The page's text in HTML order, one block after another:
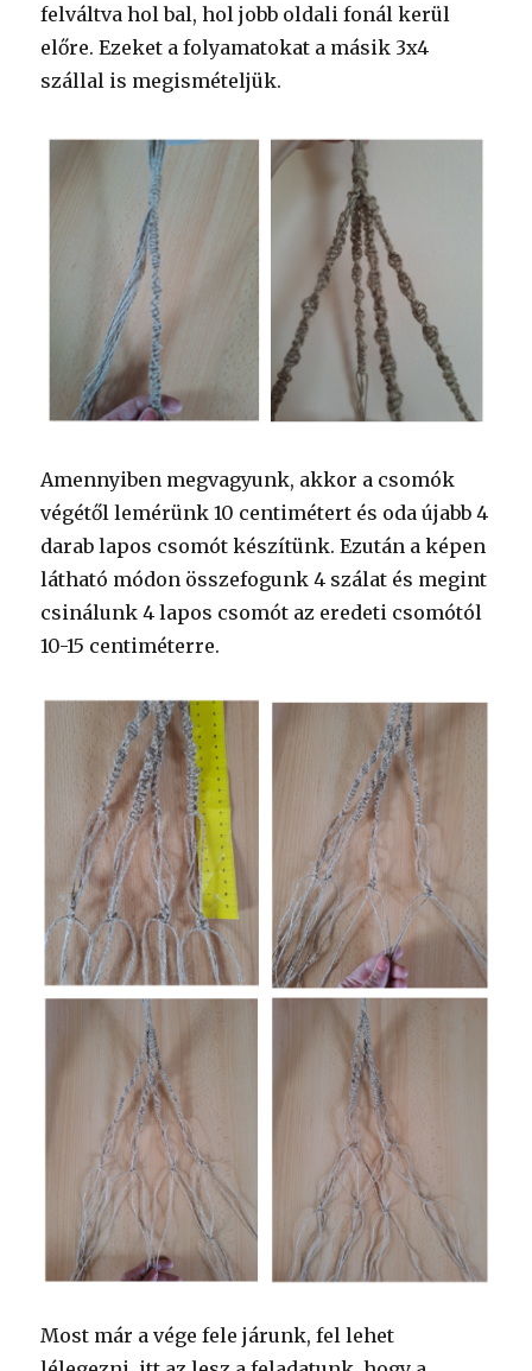
felváltva hol bal, hol jobb oldali fonál kerül
előre. Ezeket a folyamatokat a másik 3x4
szállal is megismételjük.
Amennyiben megvagyunk, akkor a csomók
végétől lemérünk 10 centimétert és oda újabb 4
darab lapos csomót készítünk. Ezután a képen
látható módon összefogunk 4 szálat és megint
csinálunk 4 lapos csomót az eredeti csomótól
10-15 centiméterre.
Most már a vége fele járunk, fel lehet